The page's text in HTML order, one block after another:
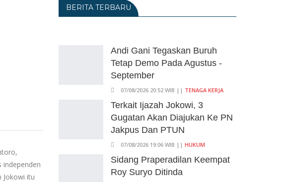
independen
Jokowi itu
BERITA TERBARU
Andi Gani Tegaskan Buruh
Tetap Demo Pada Agustus -
September
07/08/2026 20:52 WIB || TENAGA KERJA
Terkait Ijazah Jokowi, 3
Gugatan Akan Diajukan Ke PN
Jakpus Dan PTUN
07/08/2026 19:06 WIB || HUKUM
Sidang Praperadilan Keempat
Roy Suryo Ditinda